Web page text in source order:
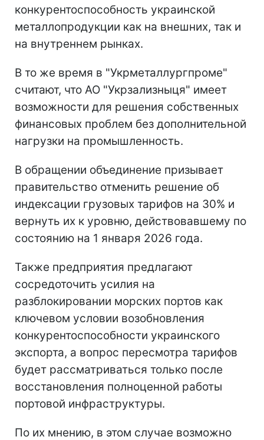
конкурентоспособность украинской
металлопродукции как на внешних, так и
на внутреннем рынках.
В то же время в "Укрметаллургпроме"
считают, что АО "Укрзализныця" имеет
возможности для решения собственных
финансовых проблем без дополнительной
нагрузки на промышленность.
В обращении объединение призывает
правительство отменить решение об
индексации грузовых тарифов на 30% и
вернуть их к уровню, действовавшему по
состоянию на 1 января 2026 года.
Также предприятия предлагают
сосредоточить усилия на
разблокировании морских портов как
ключевом условии возобновления
конкурентоспособности украинского
экспорта, а вопрос пересмотра тарифов
будет рассматриваться только после
восстановления полноценной работы
портовой инфраструктуры.
По их мнению, в этом случае возможно